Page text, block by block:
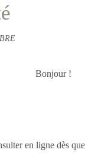
Bonjour !
en ligne dès